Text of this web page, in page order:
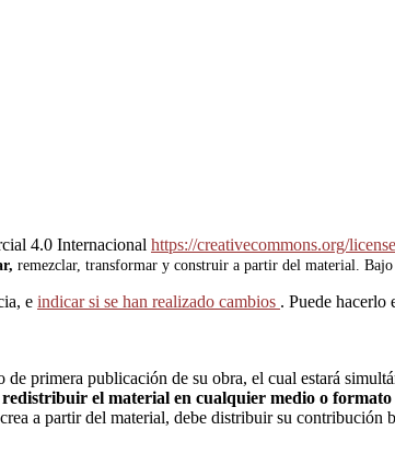
4.0 Internacional https://creativecommons.org/
remezclar, transformar y construir a partir del material.
e indicar si se han realizado cambios . Puede hacerlo
primera publicación de su obra, el cual estará
el material en cualquier medio o formato
a partir del material, debe distribuir su